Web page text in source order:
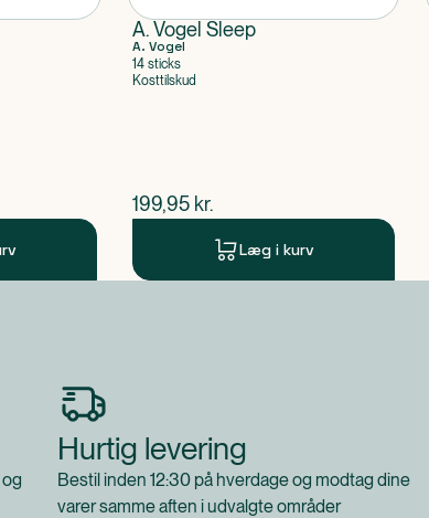
A. Vogel Sleep
A. Vogel
14 sticks
Kosttilskud
$nuværende pris
199,95 kr.
Læg i kurv
Hurtig levering
Bestil inden 12:30 på hverdage og modtag dine
varer samme aften i udvalgte områder